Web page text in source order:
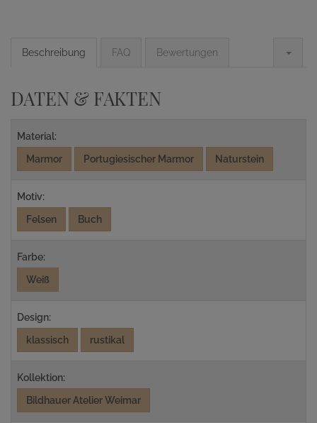
Beschreibung FAQ Bewertungen
DATEN & FAKTEN
Material:
Marmor
Portugiesischer Marmor Naturstein
Motiv:
Felsen
Buch
Farbe:
Weiß
Design:
klassisch
rustikal
Kollektion:
Bildhauer Atelier Weimar